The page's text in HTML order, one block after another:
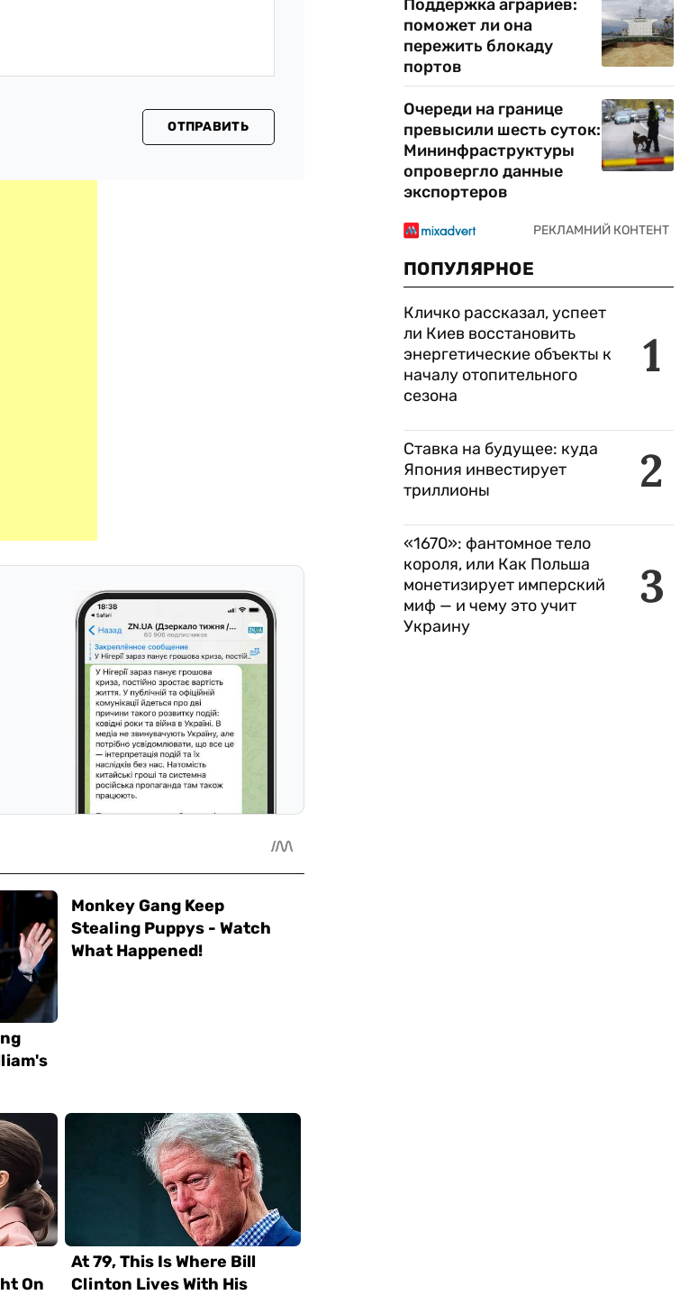
ОТПРАВИТЬ
Поддержка аграриев:
поможет ли она
пережить блокаду
портов
Очереди на границе
превысили шесть суток:
Мининфраструктуры
опровергло данные
экспортеров
ПОПУЛЯРНОЕ
1
Кличко рассказал, успеет
ли Киев восстановить
энергетические объекты к
началу отопительного
сезона
2
Ставка на будущее: куда
Япония инвестирует
триллионы
3
«1670»: фантомное тело
короля, или Как Польша
монетизирует имперский
миф — и чему это учит
Украину